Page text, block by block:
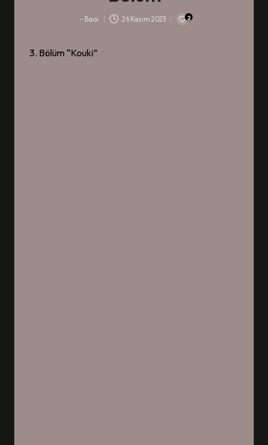
- Baoi 26 Kasım 2023 2
3. Bölüm “Kouki”